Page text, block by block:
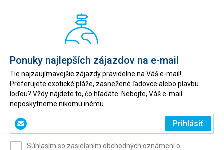
Ponuky najlepších zájazdov na e-mail
Tie najzaujímavejšie zájazdy pravidelne na Váš e-mail!
Preferujete exotické pláže, zasnežené ľadovce alebo plavbu
loďou? Vždy nájdete to, čo hľadáte. Nebojte, Váš e-mail
neposkytneme nikomu inému.
Zadajte
svoj
Prihlásiť
Súhlasím so zasielaním obchodných oznámení o